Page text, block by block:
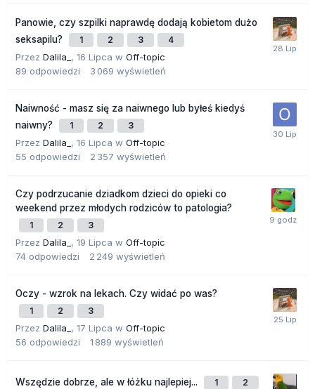
Panowie, czy szpilki naprawdę dodają kobietom dużo
seksapilu?
1 2 3 4
Przez Dalila_ , 16 Lipca w Off-topic
89 odpowiedzi 3 069 wyświetleń
Naiwność - masz się za naiwnego lub byłeś kiedyś
naiwny?
1 2 3
Przez Dalila_ , 16 Lipca w Off-topic
55 odpowiedzi 2 357 wyświetleń
Czy podrzucanie dziadkom dzieci do opieki co
weekend przez młodych rodziców to patologia?
1 2 3
Przez Dalila_ , 19 Lipca w Off-topic
74 odpowiedzi 2 249 wyświetleń
Oczy - wzrok na lekach. Czy widać po was?
1 2 3
Przez Dalila_ , 17 Lipca w Off-topic
56 odpowiedzi 1 889 wyświetleń
Wszędzie dobrze, ale w łóżku najlepiej... 1 2